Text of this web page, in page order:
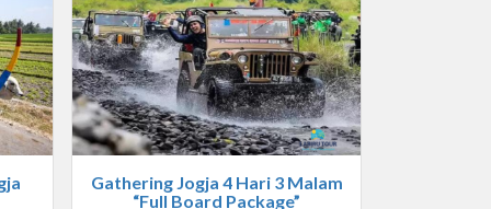
Gathering Jogja 4 Hari 3 Malam
“Full Board Package”